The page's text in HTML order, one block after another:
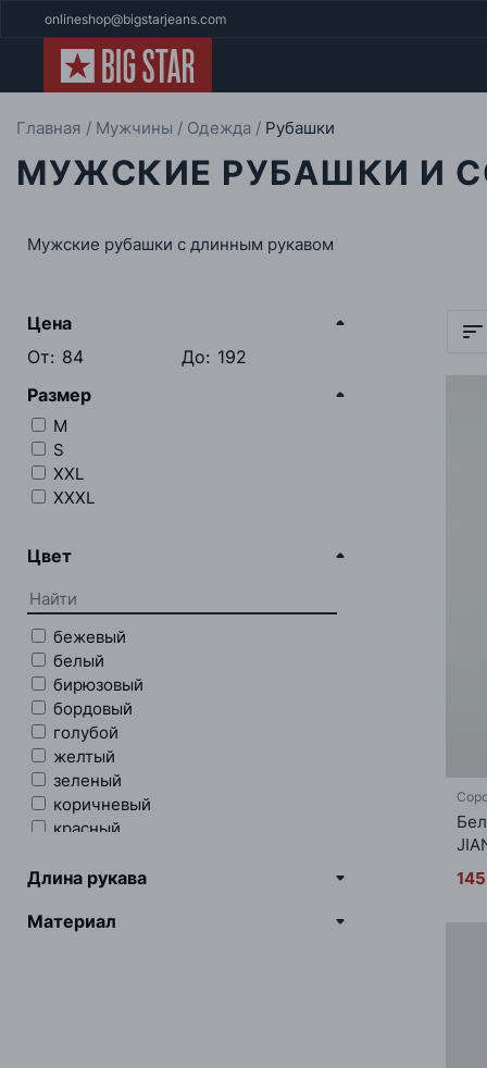
onlineshop@bigstarjeans.com
Главная Мужчины Одежда Рубашки
МУЖСКИЕ РУБАШКИ И
Мужские рубашки с длинным рукавом
Цена
От:
До:
Размер
M
S
XXL
XXXL
Цвет
бежевый
белый
бирюзовый
бордовый
голубой
желтый
зеленый
коричневый
красный
оранжевый
серый
Длина рукава
Материал